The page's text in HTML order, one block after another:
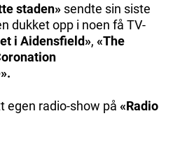
staden» sendte sin siste
dukket opp i noen få TV-
i Aidensfield», «The
egen radio-show på «Radio